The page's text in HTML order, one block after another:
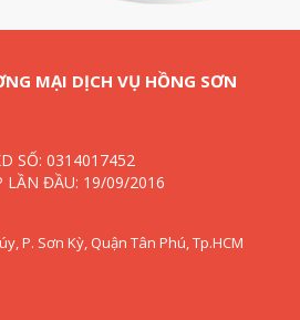
MẠI DỊCH VỤ HỒNG SƠN
SỐ: 0314017452
LẦN ĐẦU: 19/09/2016
P. Sơn Kỳ, Quận Tân Phú, Tp.HCM